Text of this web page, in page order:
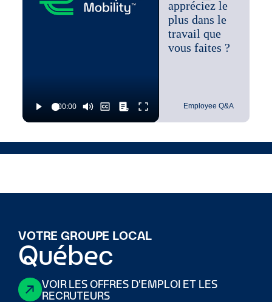
appréciez le
plus dans le
travail que
vous faites ?
Employee Q&A
VOTRE GROUPE LOCAL
Québec
VOIR LES OFFRES D'EMPLOI ET LES
RECRUTEURS